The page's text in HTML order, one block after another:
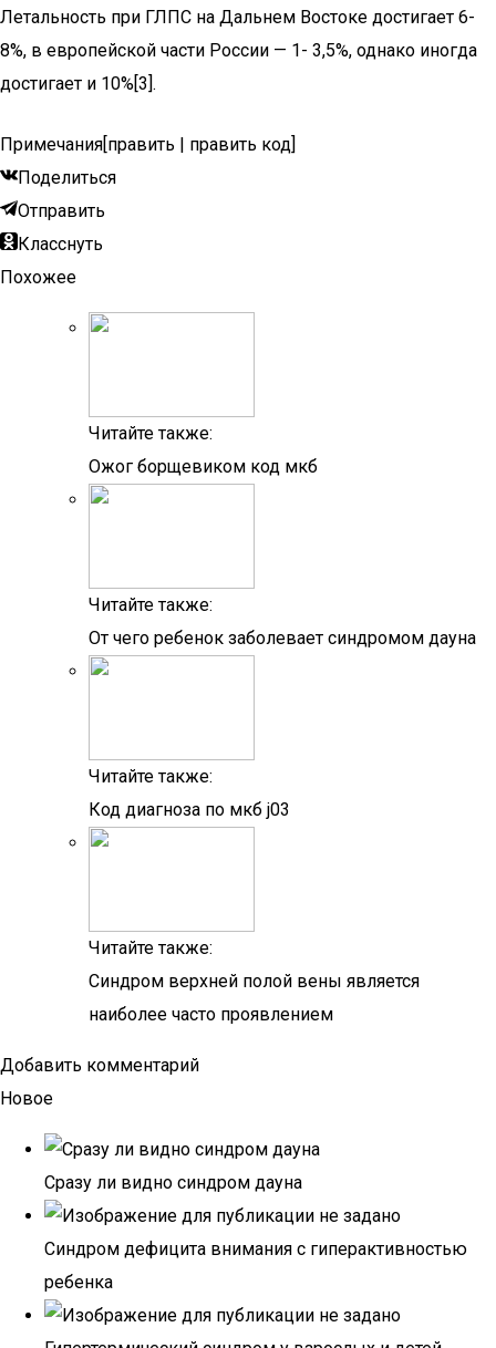
Летальность при ГЛПС на Дальнем Востоке достигает 6-
8%, в европейской части России — 1- 3,5%, однако иногда
достигает и 10%[3].
Примечания[править | править код]
Поделиться
Отправить
Класснуть
Похожее
Читайте также:
Ожог борщевиком код мкб
Читайте также:
От чего ребенок заболевает синдромом дауна
Читайте также:
Код диагноза по мкб j03
Читайте также:
Синдром верхней полой вены является
наиболее часто проявлением
Добавить комментарий
Новое
Сразу ли видно синдром дауна
Синдром дефицита внимания с гиперактивностью
ребенка